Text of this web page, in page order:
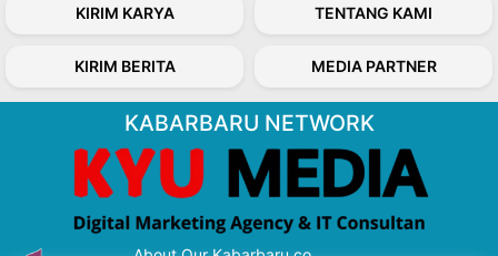
KIRIM KARYA TENTANG KAMI
KIRIM BERITA MEDIA PARTNER
KABARBARU NETWORK